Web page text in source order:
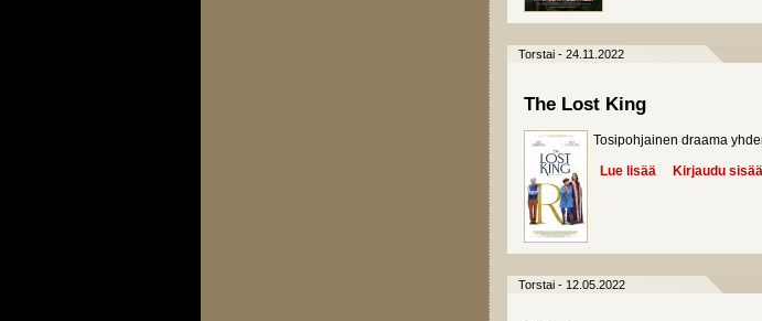
Torstai - 24.11.2022
The Lost King
Tosipohjainen draama
Lue lisää about The Lost
Kirjaudu
Torstai - 12.05.2022